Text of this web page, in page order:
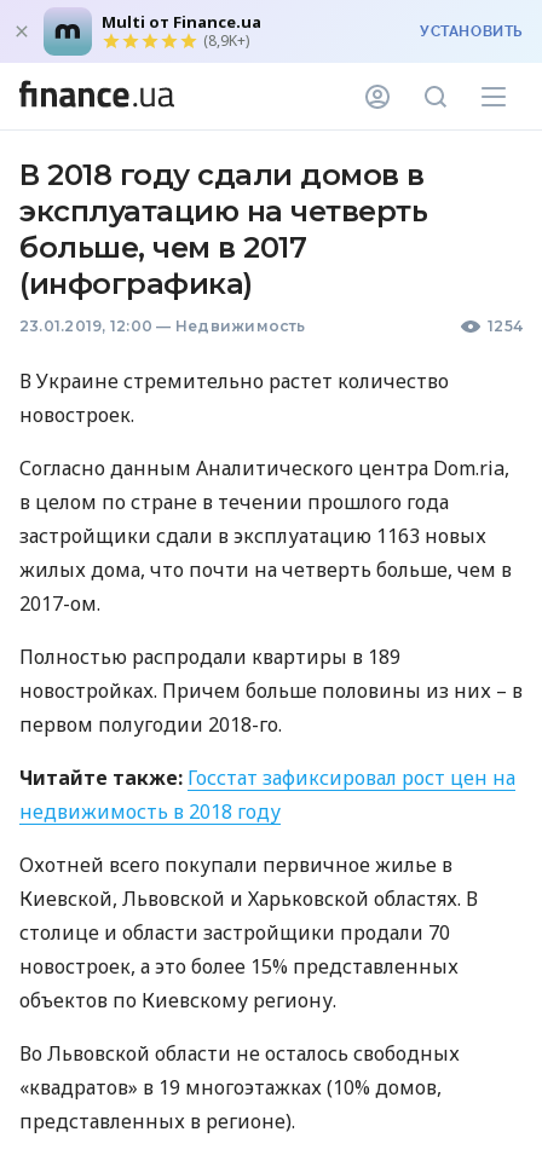
Multi от Finance.ua
(8,9K+) УСТАНОВИТЬ
В 2018 году сдали домов в
эксплуатацию на четверть
больше, чем в 2017
(инфографика)
23.01.2019, 12:00 — Недвижимость 1254
В Украине стремительно растет количество
новостроек.
Согласно данным Аналитического центра Dom.ria,
в целом по стране в течении прошлого года
застройщики сдали в эксплуатацию 1163 новых
жилых дома, что почти на четверть больше, чем в
2017-ом.
Полностью распродали квартиры в 189
новостройках. Причем больше половины из них – в
первом полугодии 2018-го.
Читайте также: Госстат зафиксировал рост цен на
недвижимость в 2018 году
Охотней всего покупали первичное жилье в
Киевской, Львовской и Харьковской областях. В
столице и области застройщики продали 70
новостроек, а это более 15% представленных
объектов по Киевскому региону.
Во Львовской области не осталось свободных
«квадратов» в 19 многоэтажках (10% домов,
представленных в регионе).